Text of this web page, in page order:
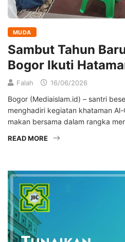
MUDA
Sambut Tahun
Bogor Ikuti
Falah 16/06/2026
Bogor (Mediaislam.id) – santri
menghadiri kegiatan khataman Al-
makan bersama dalam rangka
READ MORE